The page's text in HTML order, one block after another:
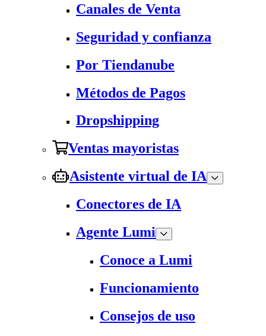
Canales de Venta
Seguridad y confianza
Por Tiendanube
Métodos de Pagos
Dropshipping
Ventas mayoristas
Asistente virtual de IA
Conectores de IA
Agente Lumi
Conoce a Lumi
Funcionamiento
Consejos de uso